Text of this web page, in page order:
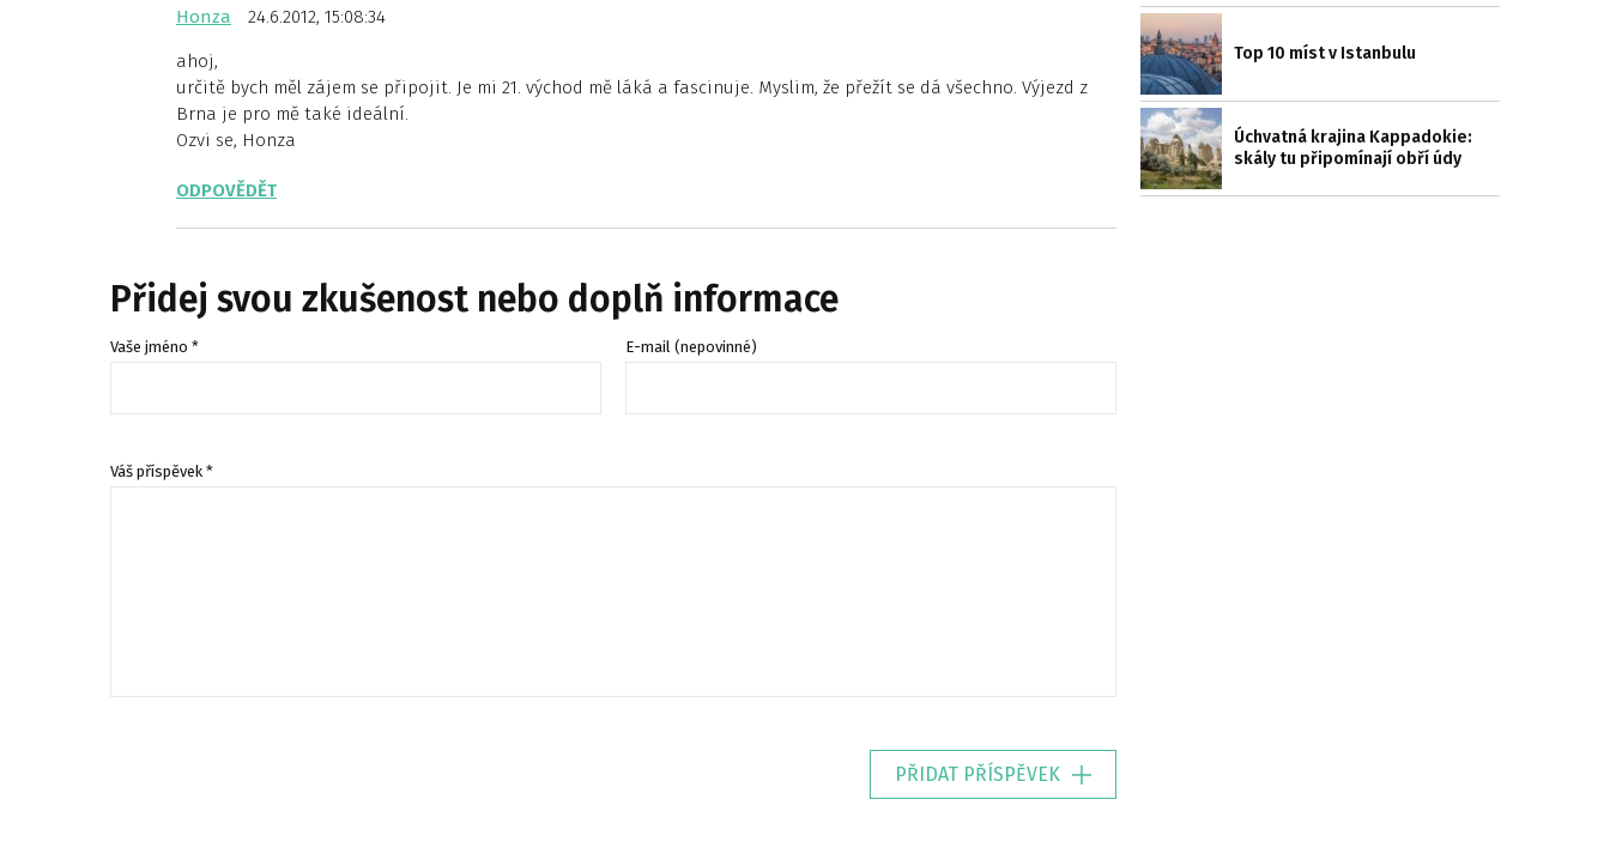
Honza 24.6.2012, 15:08:34
ahoj,
určitě bych měl zájem se připojit. Je mi 21. východ mě láká a fascinuje. Myslim, že přežít se dá všechno. Výjezd z
Brna je pro mě také ideální.
Ozvi se, Honza
ODPOVĚDĚT
Přidej svou zkušenost nebo doplň informace
Vaše jméno * E-mail (nepovinné)
Váš příspěvek *
PŘIDAT PŘÍSPĚVEK
Top 10 míst v Istanbulu
Úchvatná krajina Kappadokie:
skály tu připomínají obří údy